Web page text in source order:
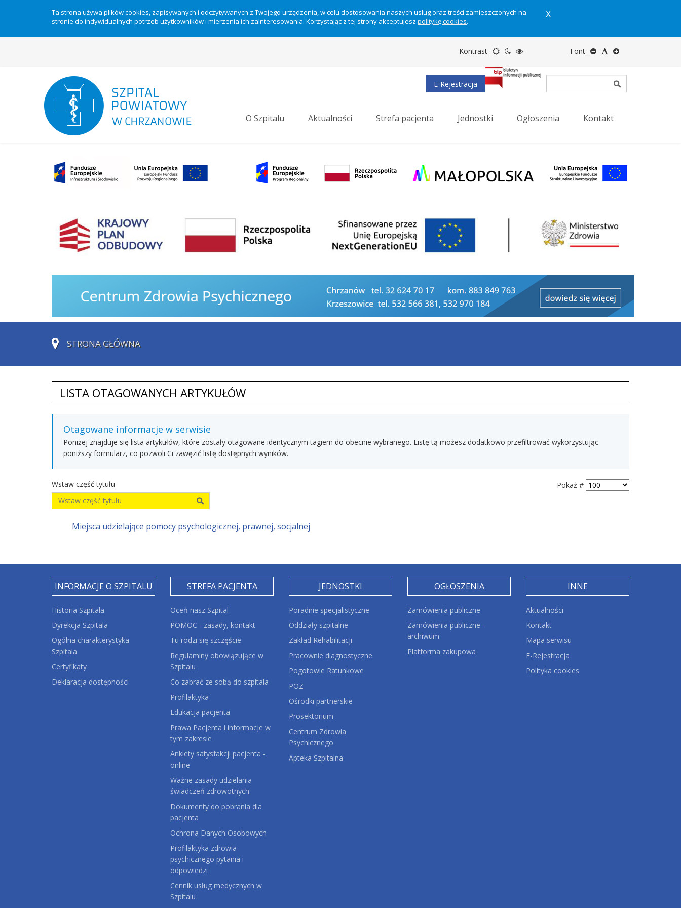
Ta strona używa plików cookies, zapisywanych i odczytywanych z Twojego urządzenia, w celu dostosowania naszych usług oraz treści zamieszczonych na
stronie do indywidualnych potrzeb użytkowników i mierzenia ich zainteresowania. Korzystając z tej strony akceptujesz politykę cookies.
X
Kontrast Motyw
domyślny
Tryb
nocny
Tryb
wysokiego
kontrastu
Font Zmniejsz
rozmiar
tekstu
Domyślny
rozmiar
tekstu
Zwiększ
rozmiar
tekstu
E-Rejestracja
O Szpitalu Aktualności Strefa pacjenta Jednostki Ogłoszenia Kontakt
STRONA GŁÓWNA
LISTA OTAGOWANYCH ARTYKUŁÓW
Otagowane informacje w serwisie
Poniżej znajduje się lista artykułów, które zostały otagowane identycznym tagiem do obecnie wybranego. Listę tą możesz dodatkowo przefiltrować wykorzystując
poniższy formularz, co pozwoli Ci zawęzić listę dostępnych wyników.
Wstaw część tytułu Pokaż #
Miejsca udzielające pomocy psychologicznej, prawnej, socjalnej
INFORMACJE O SZPITALU
Historia Szpitala
Dyrekcja Szpitala
Ogólna charakterystyka
Szpitala
Certyfikaty
Deklaracja dostępności
STREFA PACJENTA
Oceń nasz Szpital
POMOC - zasady, kontakt
Tu rodzi się szczęście
Regulaminy obowiązujące w
Szpitalu
Co zabrać ze sobą do szpitala
Profilaktyka
Edukacja pacjenta
Prawa Pacjenta i informacje w
tym zakresie
Ankiety satysfakcji pacjenta -
online
Ważne zasady udzielania
świadczeń zdrowotnych
Dokumenty do pobrania dla
pacjenta
Ochrona Danych Osobowych
Profilaktyka zdrowia
psychicznego pytania i
odpowiedzi
Cennik usług medycznych w
Szpitalu
JEDNOSTKI
Poradnie specjalistyczne
Oddziały szpitalne
Zakład Rehabilitacji
Pracownie diagnostyczne
Pogotowie Ratunkowe
POZ
Ośrodki partnerskie
Prosektorium
Centrum Zdrowia
Psychicznego
Apteka Szpitalna
OGŁOSZENIA
Zamówienia publiczne
Zamówienia publiczne -
archiwum
Platforma zakupowa
INNE
Aktualności
Kontakt
Mapa serwisu
E-Rejestracja
Polityka cookies